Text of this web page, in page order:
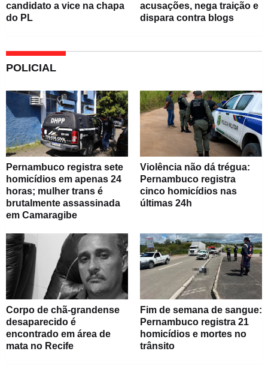
candidato a vice na chapa
do PL
acusações, nega traição e
dispara contra blogs
POLICIAL
Pernambuco registra sete
homicídios em apenas 24
horas; mulher trans é
brutalmente assassinada
em Camaragibe
Violência não dá trégua:
Pernambuco registra
cinco homicídios nas
últimas 24h
Corpo de chã-grandense
desaparecido é
encontrado em área de
mata no Recife
Fim de semana de sangue:
Pernambuco registra 21
homicídios e mortes no
trânsito